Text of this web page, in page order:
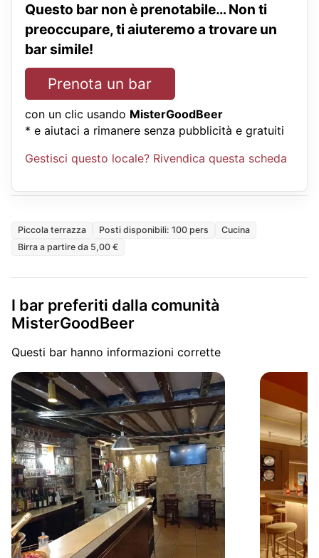
Questo bar non è prenotabile… Non ti
preoccupare, ti aiuteremo a trovare un
bar simile!
Prenota un bar
con un clic usando MisterGoodBeer
* e aiutaci a rimanere senza pubblicità e gratuiti
Gestisci questo locale? Rivendica questa scheda
Piccola terrazza Posti disponibili: 100 pers
Cucina
Birra a partire da 5,00 €
I bar preferiti dalla comunità
MisterGoodBeer
Questi bar hanno informazioni corrette